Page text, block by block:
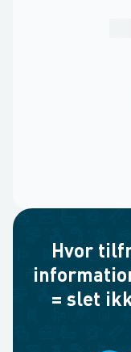
Hvor
= slet